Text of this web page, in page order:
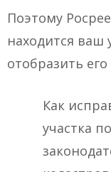
Поэтому
находится ваш
отобразить
Как
участка